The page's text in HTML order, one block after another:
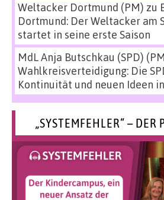
Weltacker Dortmund (PM) zu
Dortmund: Der Weltacker am
startet in seine erste Saison
MdL Anja Butschkau (SPD)
Wahlkreisverteidigung: Die
Kontinuität und neuen Ideen
„SYSTEMFEHLER“ –